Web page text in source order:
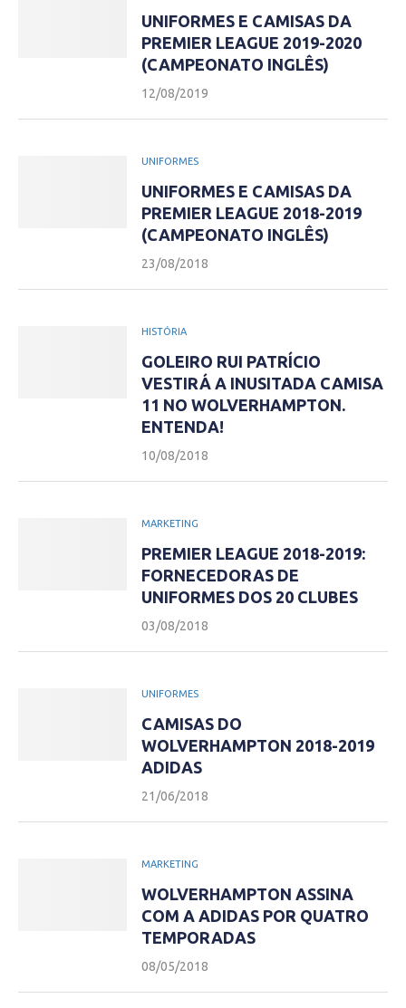
UNIFORMES E CAMISAS DA
PREMIER LEAGUE 2019-2020
(CAMPEONATO INGLÊS)
12/08/2019
UNIFORMES
UNIFORMES E CAMISAS DA
PREMIER LEAGUE 2018-2019
(CAMPEONATO INGLÊS)
23/08/2018
HISTÓRIA
GOLEIRO RUI PATRÍCIO
VESTIRÁ A INUSITADA CAMISA
11 NO WOLVERHAMPTON.
ENTENDA!
10/08/2018
MARKETING
PREMIER LEAGUE 2018-2019:
FORNECEDORAS DE
UNIFORMES DOS 20 CLUBES
03/08/2018
UNIFORMES
CAMISAS DO
WOLVERHAMPTON 2018-2019
ADIDAS
21/06/2018
MARKETING
WOLVERHAMPTON ASSINA
COM A ADIDAS POR QUATRO
TEMPORADAS
08/05/2018